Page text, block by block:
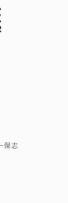
保志